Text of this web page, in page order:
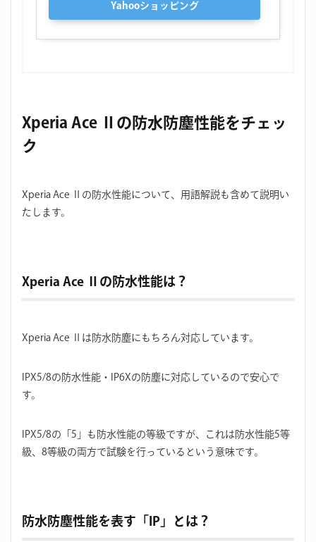
Yahooショッピング
Xperia Ace Ⅱの防水防塵性能をチェッ
ク
Xperia Ace Ⅱの防水性能について、用語解説も含めて説明い
たします。
Xperia Ace Ⅱの防水性能は？
Xperia Ace Ⅱは防水防塵にもちろん対応しています。
IPX5/8の防水性能・IP6Xの防塵に対応しているので安心で
す。
IPX5/8の「5」も防水性能の等級ですが、これは防水性能5等
級、8等級の両方で試験を行っているという意味です。
防水防塵性能を表す「IP」とは？